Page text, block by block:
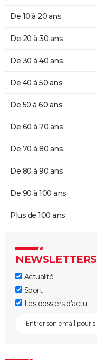
De 10 à 20 ans
De 20 à 30 ans
De 30 à 40 ans
De 40 à 50 ans
De 50 à 60 ans
De 60 à 70 ans
De 70 à 80 ans
De 80 à 90 ans
De 90 à 100 ans
Plus de 100 ans
NEWSLETTERS
Actualité
Sport
Les dossiers d'actu